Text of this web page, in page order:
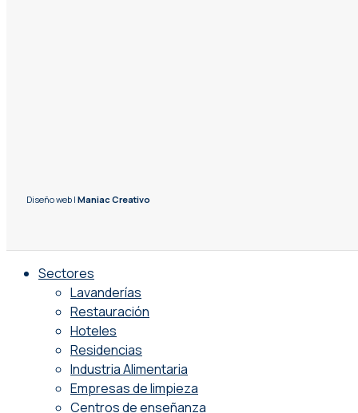
Diseño web | Maniac Creativo
Sectores
Lavanderías
Restauración
Hoteles
Residencias
Industria Alimentaria
Empresas de limpieza
Centros de enseñanza